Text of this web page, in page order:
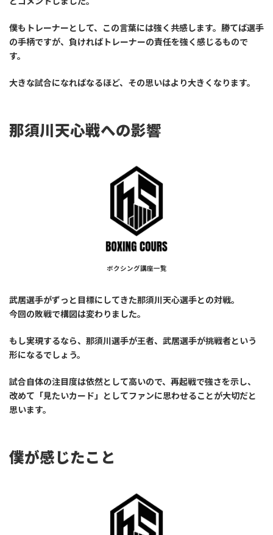
僕もトレーナーとして、この言葉には強く共感します。勝てば選手
の手柄ですが、負ければトレーナーの責任を強く感じるもので
す。
大きな試合になればなるほど、その思いはより大きくなります。
那須川天心戦への影響
ボクシング講座一覧
武居選手がずっと目標にしてきた那須川天心選手との対戦。
今回の敗戦で構図は変わりました。
もし実現するなら、 那須川選手が王者、武居選手が挑戦者という
形になるでしょう。
試合自体の注目度は依然として高いので、再起戦で強さを示し、
改めて「見たいカード」としてファンに思わせることが大切だと
思います。
僕が感じたこと